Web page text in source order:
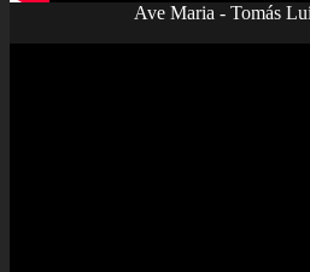
Ave Maria - Tomás